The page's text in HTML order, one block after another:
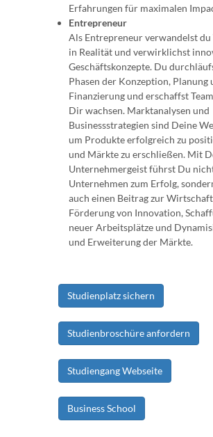
Erfahrungen für maximalen
Entrepreneur
Als Entrepreneur verwandelst du
in Realität und verwirklichst
Geschäftskonzepte. Du
Phasen der Konzeption, Planung
Finanzierung und erschaffst
Dir wachsen. Marktanalysen und
Businessstrategien sind Deine
um Produkte erfolgreich zu
und Märkte zu erschließen. Mit
Unternehmergeist führst Du
Unternehmen zum Erfolg,
auch einen Beitrag zur
Förderung von Innovation,
neuer Arbeitsplätze und
und Erweiterung der Märkte.
Studienplatz sichern
Studienbroschüre anfordern
Studiengang Webseite
Business School